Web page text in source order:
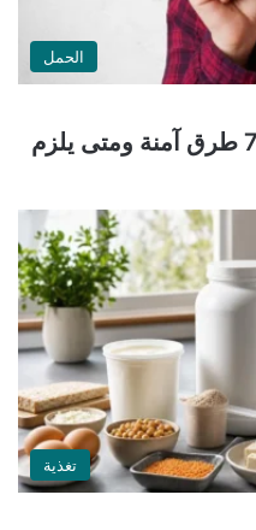
الحمل
علاج الكحة للحامل طبيعيًا: 7 طرق آمنة ومتى يلزم
تغذية